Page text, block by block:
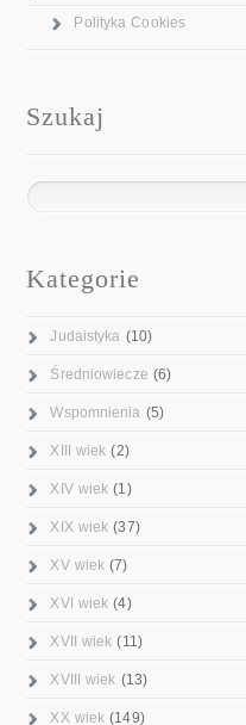
Polityka Cookies
Szukaj
Kategorie
Judaistyka (10)
Średniowiecze (6)
Wspomnienia (5)
XIII wiek (2)
XIV wiek (1)
XIX wiek (37)
XV wiek (7)
XVI wiek (4)
XVII wiek (11)
XVIII wiek (13)
XX wiek (149)